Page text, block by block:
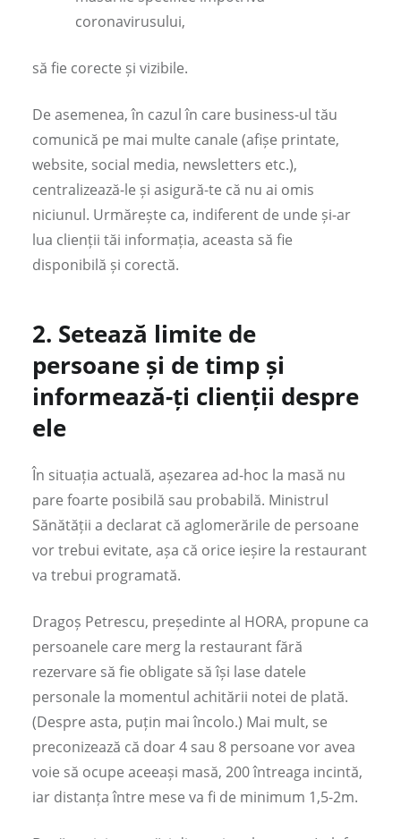
coronavirusului,
să fie corecte și vizibile.
De asemenea, în cazul în care business-ul tău
comunică pe mai multe canale (afișe printate,
website, social media, newsletters etc.),
centralizează-le și asigură-te că nu ai omis
niciunul. Urmărește ca, indiferent de unde și-ar
lua clienții tăi informația, aceasta să fie
disponibilă și corectă.
2. Setează limite de
persoane și de timp și
informează-ți clienții despre
ele
În situația actuală, așezarea ad-hoc la masă nu
pare foarte posibilă sau probabilă. Ministrul
Sănătății a declarat că aglomerările de persoane
vor trebui evitate, așa că orice ieșire la restaurant
va trebui programată.
Dragoș Petrescu, președinte al HORA, propune ca
persoanele care merg la restaurant fără
rezervare să fie obligate să își lase datele
personale la momentul achitării notei de plată.
(Despre asta, puțin mai încolo.) Mai mult, se
preconizează că doar 4 sau 8 persoane vor avea
voie să ocupe aceeași masă, 200 întreaga incintă,
iar distanța între mese va fi de minimum 1,5-2m.